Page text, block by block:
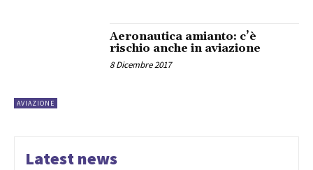
AVIAZIONE
Aeronautica amianto: c’è
rischio anche in aviazione
8 Dicembre 2017
Latest news